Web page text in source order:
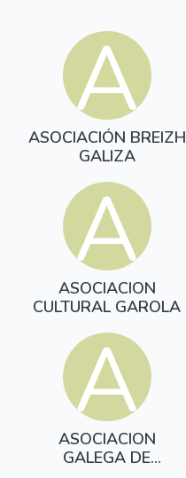
A
ASOCIACIÓN BREIZH
GALIZA
A
ASOCIACION
CULTURAL GAROLA
A
ASOCIACION
GALEGA DE